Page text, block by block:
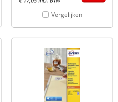
Vergelijken